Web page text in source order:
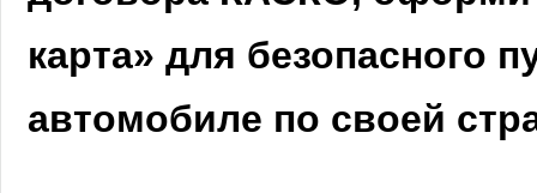
карта» для безопасного
автомобиле по своей